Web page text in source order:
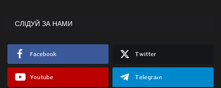
СЛІДУЙ ЗА НАМИ
Facebook Twitter
Youtube Telegram